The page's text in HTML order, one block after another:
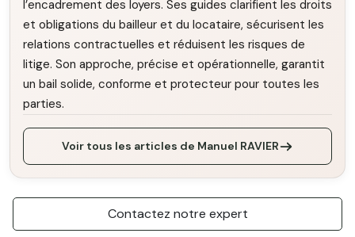
l’encadrement des loyers. Ses guides clarifient les droits
et obligations du bailleur et du locataire, sécurisent les
relations contractuelles et réduisent les risques de
litige. Son approche, précise et opérationnelle, garantit
un bail solide, conforme et protecteur pour toutes les
parties.
Voir tous les articles de Manuel RAVIER
Contactez notre expert